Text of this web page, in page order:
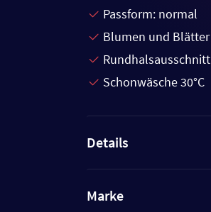
Passform: normal
Blumen und Blätter
Rundhalsausschnitt
Schonwäsche 30°C
Details
Marke